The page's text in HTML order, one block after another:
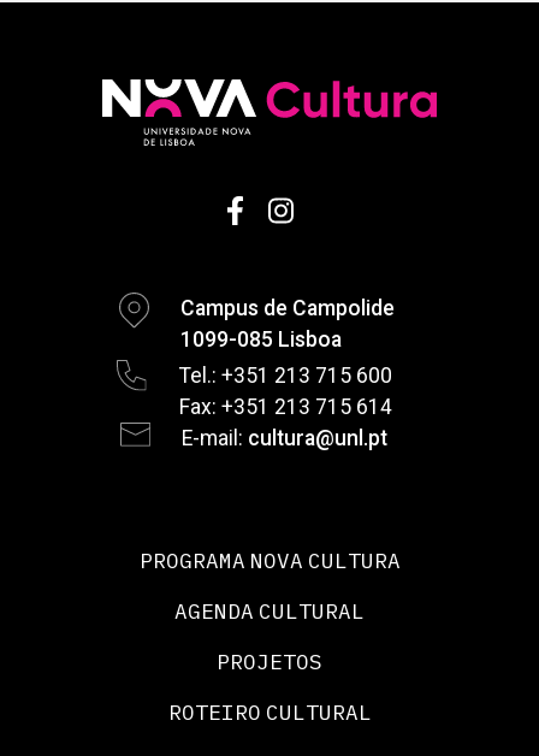
Campus de Campolide
1099-085 Lisboa
Tel.: +351 213 715 600
Fax: +351 213 715 614
E-mail: cultura@unl.pt
PROGRAMA NOVA CULTURA
AGENDA CULTURAL
PROJETOS
ROTEIRO CULTURAL